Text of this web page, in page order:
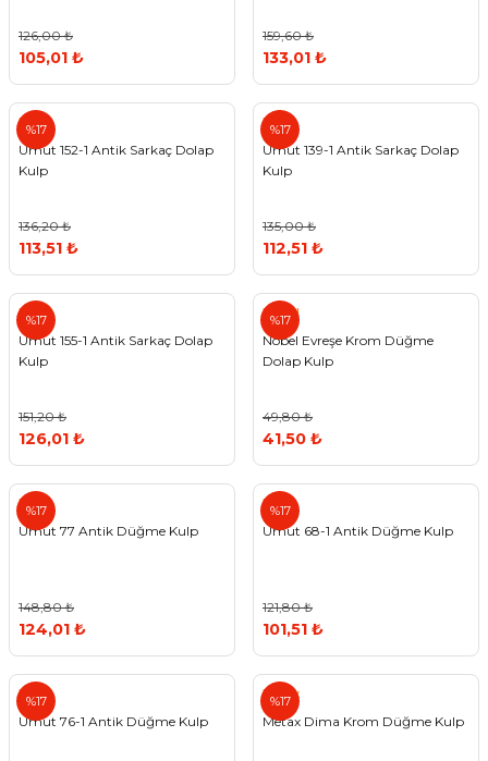
126,00 ₺
105,01 ₺
159,60 ₺
133,01 ₺
%17
Umut
Umut 152-1 Antik Sarkaç Dolap
Kulp
136,20 ₺
113,51 ₺
%17
Umut
Umut 139-1 Antik Sarkaç Dolap
Kulp
135,00 ₺
112,51 ₺
%17
Umut
Umut 155-1 Antik Sarkaç Dolap
Kulp
151,20 ₺
126,01 ₺
%17
Nobel
Nobel Evreşe Krom Düğme
Dolap Kulp
49,80 ₺
41,50 ₺
%17
Umut
Umut 77 Antik Düğme Kulp
148,80 ₺
124,01 ₺
%17
Umut
Umut 68-1 Antik Düğme Kulp
121,80 ₺
101,51 ₺
%17
Umut
Umut 76-1 Antik Düğme Kulp
%17
Metax
Metax Dima Krom Düğme Kulp